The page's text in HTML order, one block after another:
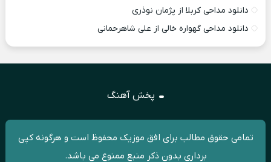
دانلود مداحی کربلا از پژمان نوذری
دانلود مداحی گهواره خالی از علی شاهرحمانی
پخش آهنگ
تمامی حقوق مطالب برای افق موزیک محفوظ است و هرگونه کپی
برداری بدون ذکر منبع ممنوع می باشد.